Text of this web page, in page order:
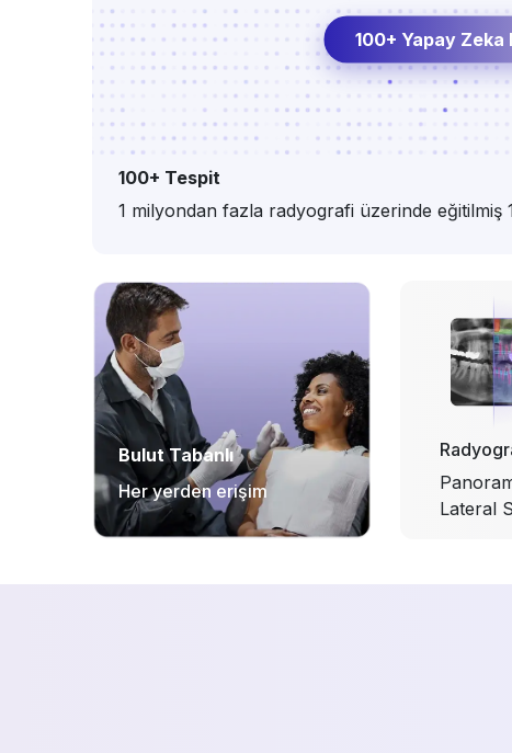
100+ Yapay Zeka
100+ Tespit
1 milyondan fazla radyografi üzerinde
Bulut Tabanlı
Her yerden erişim
Lateral